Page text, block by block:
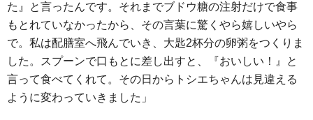
た』と言ったんです。それまでブドウ糖の注射だけで食事
もとれていなかったから、その言葉に驚くやら嬉しいやら
で。私は配膳室へ飛んでいき、大匙2杯分の卵粥をつくりま
した。スプーンで口もとに差し出すと、『おいしい！』と
言って食べてくれて。その日からトシエちゃんは見違える
ように変わっていきました」